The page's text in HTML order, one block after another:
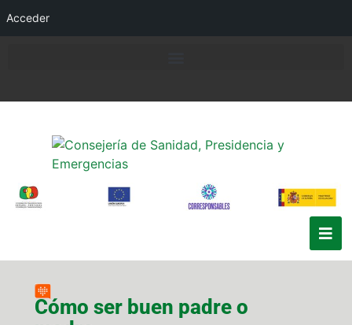
Acceder
Cómo ser buen padre o